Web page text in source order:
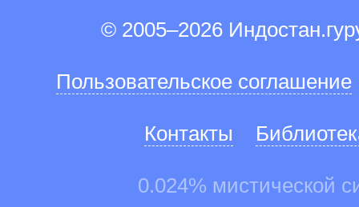
© 2005–2026
Пользовательское соглашение
Контакты
0.024% мистической